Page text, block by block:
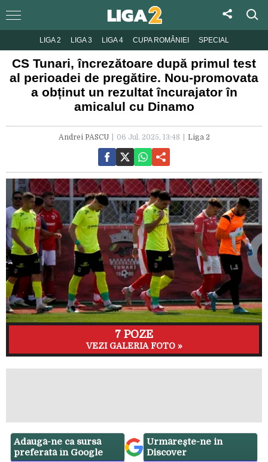
LIGA 2 LIGA 3 LIGA 4 CUPA ROMÂNIEI SPECIAL
CS Tunari, încrezătoare după primul test
al perioadei de pregătire. Nou-promovata
a obținut un rezultat încurajator în
amicalul cu Dinamo
Andrei PASCU 06 Jul. 2025, 13:48 Liga 2
7 POZE
VEZI GALERIA FOTO »
Adaugă-ne ca sursă
preferată în Google
Urmărește-ne in
Discover